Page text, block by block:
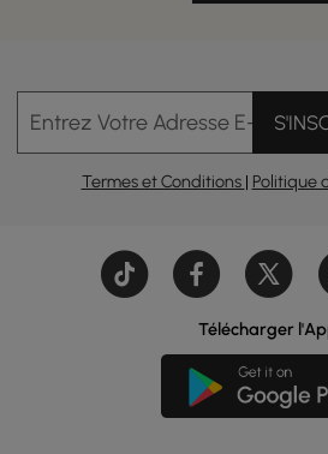
Entrez Votre Adresse E-mail
Termes et Conditions | Politique
Télécharger